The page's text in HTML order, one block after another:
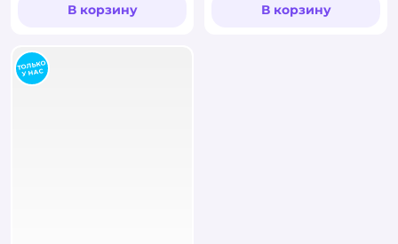
В корзину В корзину